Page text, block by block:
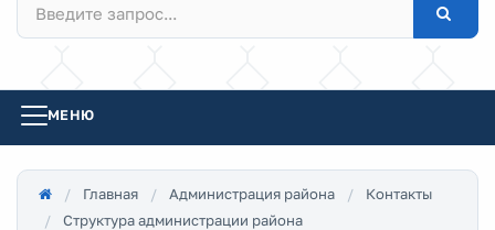
МЕНЮ
Главная Администрация района
Контакты
Структура администрации района